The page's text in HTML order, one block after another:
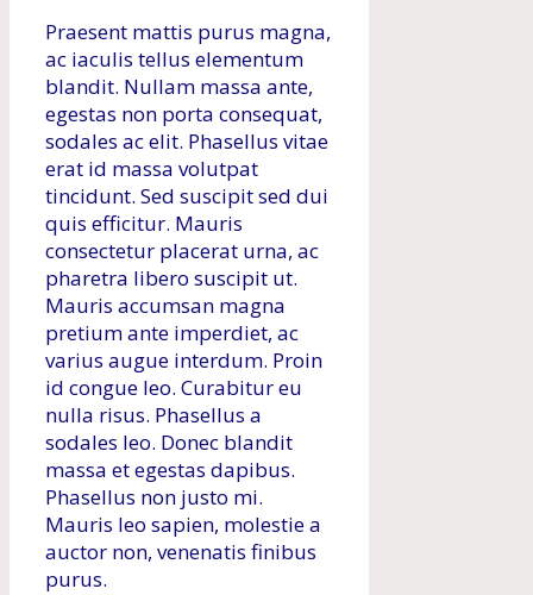
Praesent mattis purus magna,
ac iaculis tellus elementum
blandit. Nullam massa ante,
egestas non porta consequat,
sodales ac elit. Phasellus vitae
erat id massa volutpat
tincidunt. Sed suscipit sed dui
quis efficitur. Mauris
consectetur placerat urna, ac
pharetra libero suscipit ut.
Mauris accumsan magna
pretium ante imperdiet, ac
varius augue interdum. Proin
id congue leo. Curabitur eu
nulla risus. Phasellus a
sodales leo. Donec blandit
massa et egestas dapibus.
Phasellus non justo mi.
Mauris leo sapien, molestie a
auctor non, venenatis finibus
purus.